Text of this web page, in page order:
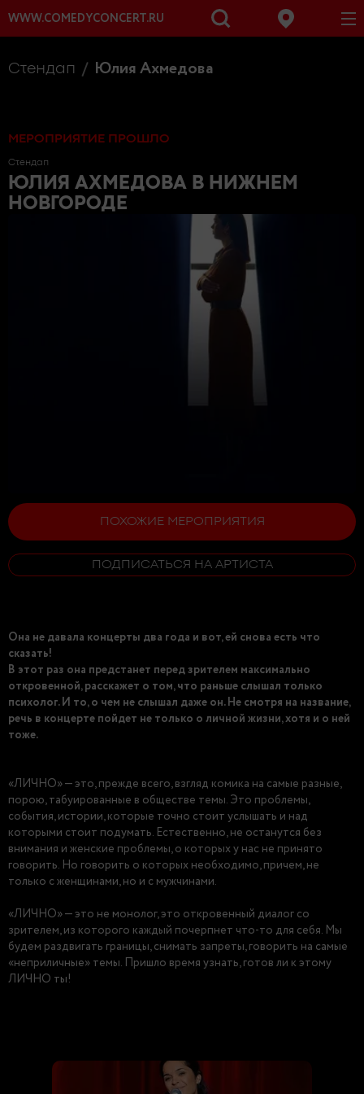
WWW.COMEDYCONCERT.RU
Стендап Юлия Ахмедова
МЕРОПРИЯТИЕ ПРОШЛО
Стендап
ЮЛИЯ АХМЕДОВА В НИЖНЕМ
НОВГОРОДЕ
ПОХОЖИЕ МЕРОПРИЯТИЯ
ПОДПИСАТЬСЯ НА АРТИСТА
Она не давала концерты два года и вот, ей снова есть что
сказать!
В этот раз она предстанет перед зрителем максимально
откровенной, расскажет о том, что раньше слышал только
психолог. И то, о чем не слышал даже он. Не смотря на название,
речь в концерте пойдет не только о личной жизни, хотя и о ней
тоже.
«ЛИЧНО» — это, прежде всего, взгляд комика на самые разные,
порою, табуированные в обществе темы. Это проблемы,
события, истории, которые точно стоит услышать и над
которыми стоит подумать. Естественно, не останутся без
внимания и женские проблемы, о которых у нас не принято
говорить. Но говорить о которых необходимо, причем, не
только с женщинами, но и с мужчинами.
«ЛИЧНО» — это не монолог, это откровенный диалог со
зрителем, из которого каждый почерпнет что-то для себя. Мы
будем раздвигать границы, снимать запреты, говорить на самые
«неприличные» темы. Пришло время узнать, готов ли к этому
ЛИЧНО ты!